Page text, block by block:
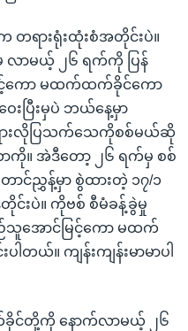
တရားရုံးထုံးစံအတိုင်းပဲ။
လာမယ့် ၂၆ ရက်ကို ပြန်
င့်ကော မထက်ထက်ခိုင်ကော
ပြီးမှပဲ ဘယ်နေ့မှာ
ားလိုပြသက်သေကိုစစ်မယ်ဆို
ာကို။ အဲဒီတော့ ၂၆ ရက်မှ စစ်
ောင်ညွှန့်မှာ စွဲထားတဲ့ ၁၇/၁
င်းပဲ။ ကိုဗစ် စီမံခန့်ခွဲမှု
သူအောင်မြင့်ကော မထက်
ါတယ်။ ကျန်းကျန်းမာမာပါ
င်တို့ကို နောက်လာမယ့် ၂၆